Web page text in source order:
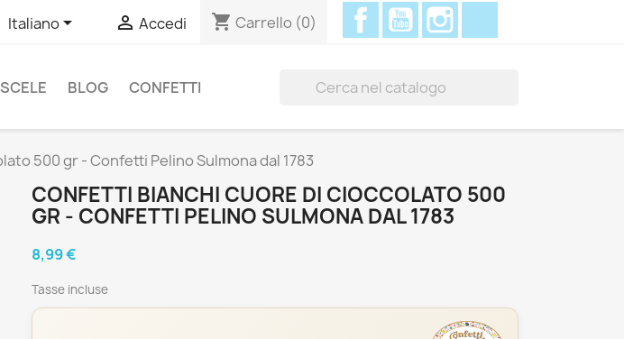
Italiano  Accedi shopping_cart Carrello (0)
FacebookYouTube
BLOG CONFETTI
500 gr - Confetti Pelino Sulmona dal 1783
CONFETTI BIANCHI CUORE DI CIOCCOLATO 500
GR - CONFETTI PELINO SULMONA DAL 1783
8,99 €
Tasse incluse